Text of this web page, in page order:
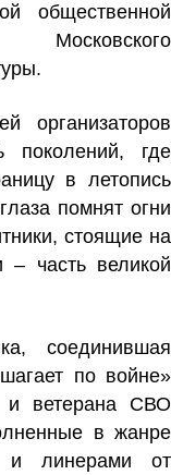
общественной
организаторов
поколений, где
в летопись
помнят огни
стоящие на
часть великой
соединившая
по войне»
и ветерана СВО
в жанре
и линерами от